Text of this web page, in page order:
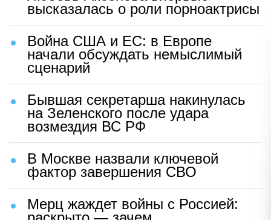
высказалась о роли порноактрисы
Война США и ЕС: в Европе
начали обсуждать немыслимый
сценарий
Бывшая секретарша накинулась
на Зеленского после удара
возмездия ВС РФ
В Москве назвали ключевой
фактор завершения СВО
Мерц жаждет войны с Россией: